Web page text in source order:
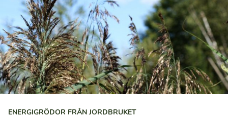
ENERGIGRÖDOR FRÅN JORDBRUKET